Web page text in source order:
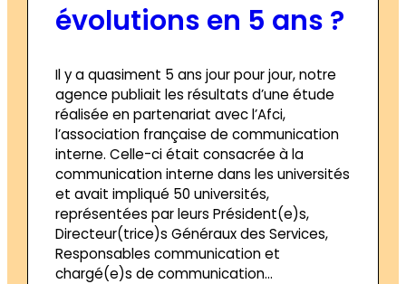
évolutions en 5 ans ?
Il y a quasiment 5 ans jour pour jour, notre
agence publiait les résultats d’une étude
réalisée en partenariat avec l’Afci,
l’association française de communication
interne. Celle-ci était consacrée à la
communication interne dans les universités
et avait impliqué 50 universités,
représentées par leurs Président(e)s,
Directeur(trice)s Généraux des Services,
Responsables communication et
chargé(e)s de communication…